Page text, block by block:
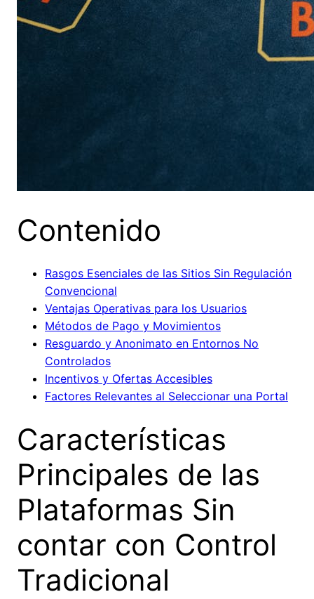
Contenido
Rasgos Esenciales de las Sitios Sin Regulación
Convencional
Ventajas Operativas para los Usuarios
Métodos de Pago y Movimientos
Resguardo y Anonimato en Entornos No
Controlados
Incentivos y Ofertas Accesibles
Factores Relevantes al Seleccionar una Portal
Características
Principales de las
Plataformas Sin
contar con Control
Tradicional